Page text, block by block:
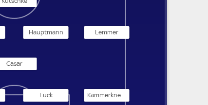
Kammerknecht
Luck
Casar
Lemmer
Hauptmann